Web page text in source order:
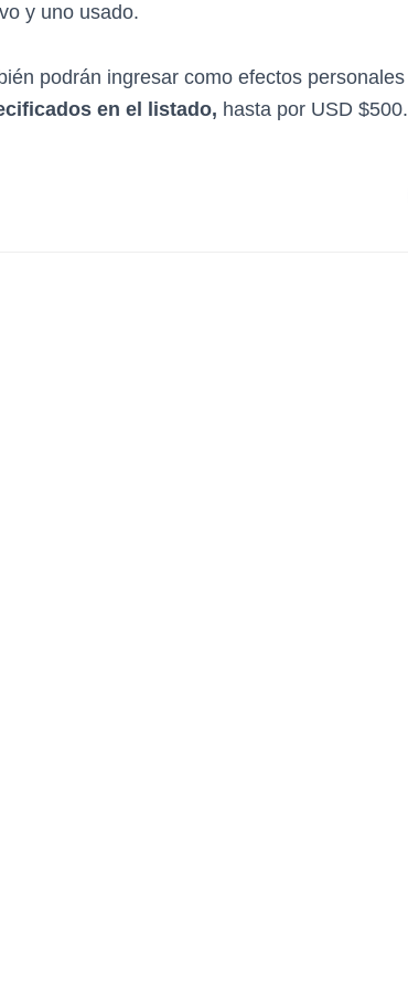
y uno usado.
podrán ingresar como efectos personales
en el listado, hasta por USD $500.